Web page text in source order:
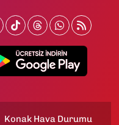
Konak Hava Durumu